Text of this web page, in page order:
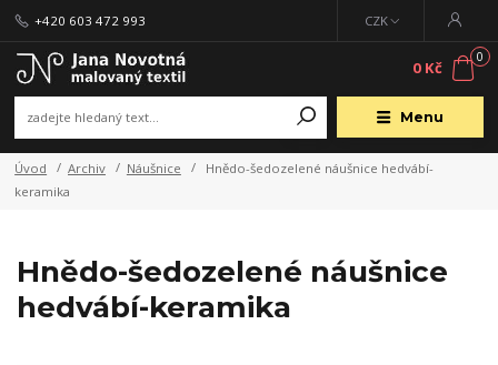
Menu
CZK
+420 603 472 993
0
0 Kč
Úvod Archiv Náušnice
Hnědo-šedozelené náušnice hedvábí-
keramika
Hnědo-šedozelené náušnice
hedvábí-keramika